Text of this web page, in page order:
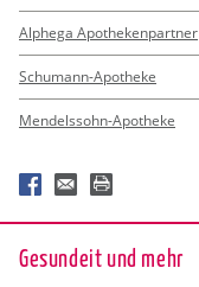
Alphega Apothekenpartner
Schumann-Apotheke
Mendelssohn-Apotheke
Ge­sund­eit und mehr